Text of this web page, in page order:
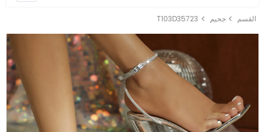
القسم جحيم T103D35723